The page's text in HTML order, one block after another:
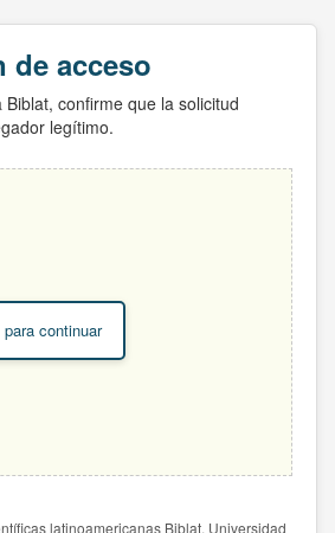
de acceso
confirme que la solicitud
legítimo.
continuar
latinoamericanas Biblat. Universidad